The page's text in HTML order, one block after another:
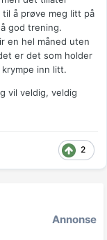
å prøve meg litt på
god trening.
en hel måned uten
er det som holder
inn litt.
vil veldig, veldig
2
Annonse